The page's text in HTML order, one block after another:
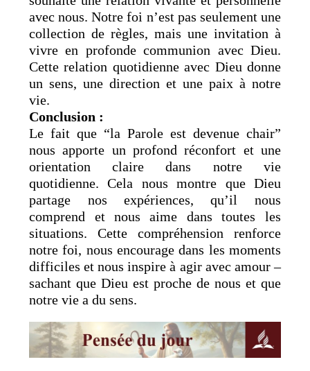
avec nous. Notre foi n’est pas seulement une
collection de règles, mais une invitation à
vivre en profonde communion avec Dieu.
Cette relation quotidienne avec Dieu donne
un sens, une direction et une paix à notre
vie.
Conclusion :
Le fait que “la Parole est devenue chair”
nous apporte un profond réconfort et une
orientation claire dans notre vie
quotidienne. Cela nous montre que Dieu
partage nos expériences, qu’il nous
comprend et nous aime dans toutes les
situations. Cette compréhension renforce
notre foi, nous encourage dans les moments
difficiles et nous inspire à agir avec amour –
sachant que Dieu est proche de nous et que
notre vie a du sens.